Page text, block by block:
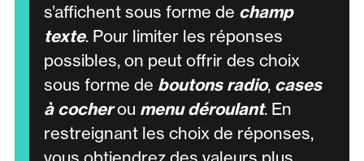
s’affichent sous forme de champ
texte. Pour limiter les réponses
possibles, on peut offrir des choix
sous forme de boutons radio, cases
à cocherou menu déroulant. En
restreignant les choix de réponses,